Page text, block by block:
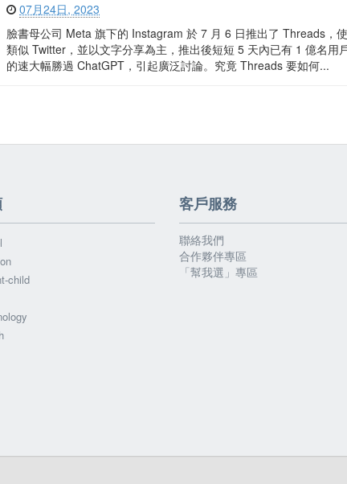
07月24日, 2023
臉書母公司 Meta 旗下的 Instagram 於 7 月 6 日推出了 Threads，
類似 Twitter，並以文字分享為主，推出後短短 5 天內已有 1 億名用
的速大幅勝過 ChatGPT，引起廣泛討論。究竟 Threads 要如何...
child
客戶服務
聯絡我們
合作夥伴專區
「幫我選」專區